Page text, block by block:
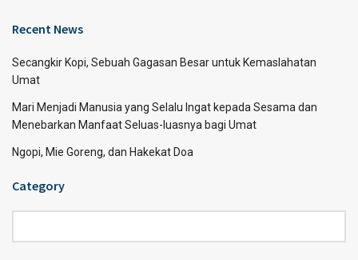
Recent News
Secangkir Kopi, Sebuah Gagasan Besar untuk Kemaslahatan
Umat
Mari Menjadi Manusia yang Selalu Ingat kepada Sesama dan
Menebarkan Manfaat Seluas-luasnya bagi Umat
Ngopi, Mie Goreng, dan Hakekat Doa
Category